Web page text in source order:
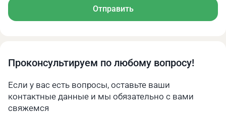
Отправить
Проконсультируем по любому вопросу!
Если у вас есть вопросы, оставьте ваши
контактные данные и мы обязательно с вами
свяжемся